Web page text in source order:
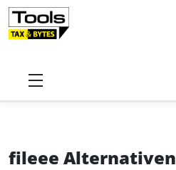
Startseite
fileee Alternativen